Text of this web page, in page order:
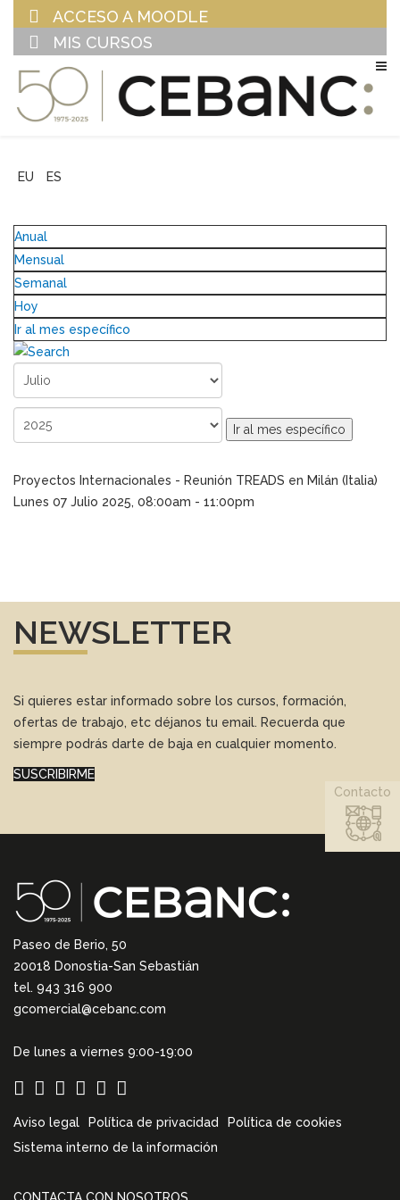
ACCESO A MOODLE
MIS CURSOS
EU ES
Anual
Mensual
Semanal
Hoy
Ir al mes específico
Ir al mes específico
Proyectos Internacionales - Reunión TREADS en Milán (Italia)
Lunes 07 Julio 2025, 08:00am - 11:00pm
NEWSLETTER
Si quieres estar informado sobre los cursos, formación,
ofertas de trabajo, etc déjanos tu email. Recuerda que
siempre podrás darte de baja en cualquier momento.
SUSCRIBIRME
Paseo de Berio, 50
20018 Donostia-San Sebastián
tel. 943 316 900
gcomercial@cebanc.com
De lunes a viernes 9:00-19:00
Aviso legal Política de privacidad
Política de cookies
Sistema interno de la información
Contacto